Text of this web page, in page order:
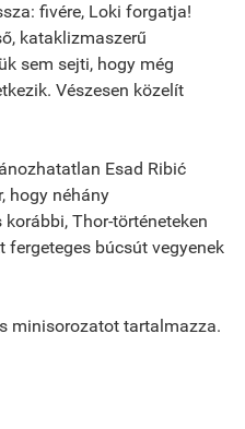
fivére, Loki forgatja!
kataklizmaszerű
sem sejti, hogy még
Vészesen közelít
Esad Ribić
hogy néhány
Thor-történeteken
búcsút vegyenek
minisorozatot tartalmazza.